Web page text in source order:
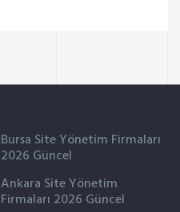
Bursa Site Yönetim Firmaları
2026 Güncel
Ankara Site Yönetim
Firmaları 2026 Güncel